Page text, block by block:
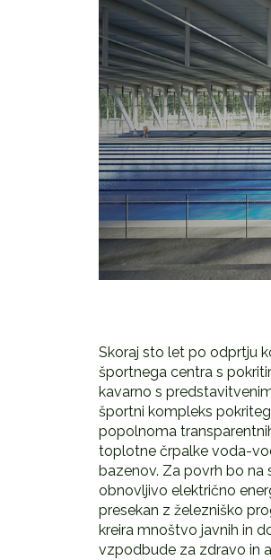
Skoraj sto let po odprtju
športnega centra s
kavarno s
športni kompleks
popolnoma
toplotne črpalke voda-
bazenov. Za povrh bo na
obnovljivo električno
presekan z železniško
kreira mnoštvo javnih in
vzpodbude za zdravo in